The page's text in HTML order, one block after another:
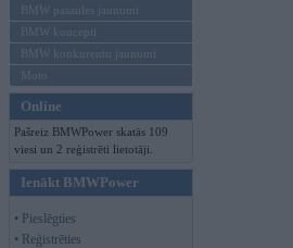
BMW pasaules jaunumi
BMW koncepti
BMW konkurentu jaunumi
Moto
Online
Pašreiz BMWPower skatās 109
viesi un 2 reģistrēti lietotāji.
Ienākt BMWPower
• Pieslēgties
• Reģistrēties